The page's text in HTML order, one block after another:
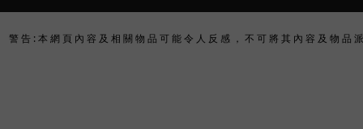
警 告 : 本 網 頁 內 容 及 相 關 物 品 可 能 令 人 反 感 ， 不 可 將 其 內 容 及 物 品